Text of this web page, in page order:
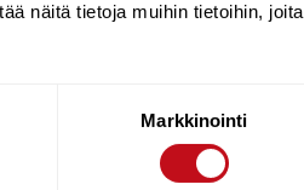
näitä tietoja muihin tietoihin, joita
Markkinointi
yhdistyvät ikonisen
kiinteä keskiköli. Tarvittaessa voit
ja haluat laudalta lisää